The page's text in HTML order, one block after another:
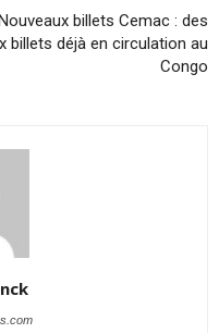
Nouveaux billets Cemac : des
billets déjà en circulation au
Congo